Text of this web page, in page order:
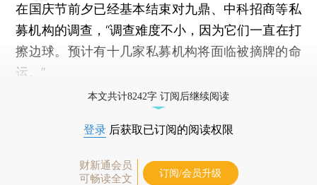
在国庆节前夕已经基本结束对九鼎、中科招商等私
募机构的调查，“调查难度不小，因为它们一直在打
擦边球。预计有十几家私募机构将面临被摘牌的命
运。”
本文共计8242字 订阅后继续阅读
登录 后获取已订阅的阅读权限
财新通会员
可畅读全文
订阅/会员升级